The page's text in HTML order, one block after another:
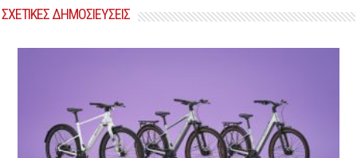
ΣΧΕΤΙΚΕΣ ΔΗΜΟΣΙΕΥΣΕΙΣ